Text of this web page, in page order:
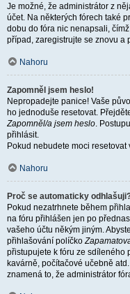
Je možné, že administrátor z
účet. Na některých fórech také
dobu do fóra nic nenapsali,
případ, zaregistrujte se znovu a
Nahoru
Zapomněl jsem heslo!
Nepropadejte panice! Vaše
ho jednoduše resetovat.
Zapomněl/a jsem heslo.
přihlásit.
Pokud nebudete moci
Nahoru
Proč se automaticky
Pokud nezatrhnete během
na fóru přihlášen jen po
vašeho účtu někým jiným.
přihlašování políčko
přistupujete k fóru ze sdíleného
kavárně, počítačové učebně
znamená to, že administrátor